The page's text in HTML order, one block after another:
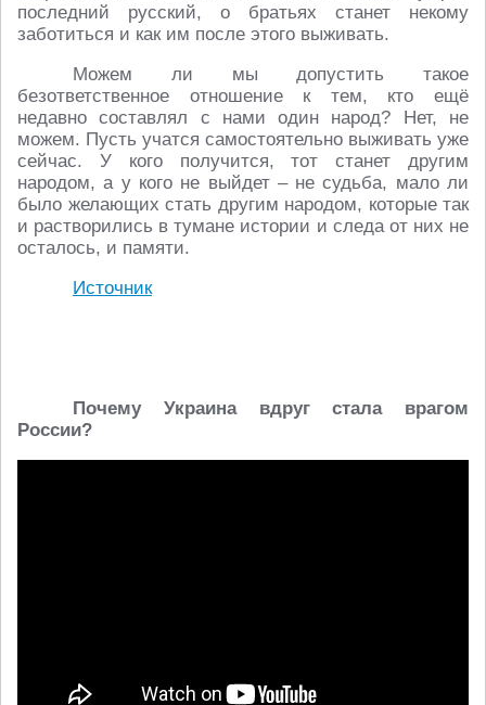
последний русский, о братьях станет некому
заботиться и как им после этого выживать.
Можем ли мы допустить такое
безответственное отношение к тем, кто ещё
недавно составлял с нами один народ? Нет, не
можем. Пусть учатся самостоятельно выживать уже
сейчас. У кого получится, тот станет другим
народом, а у кого не выйдет – не судьба, мало ли
было желающих стать другим народом, которые так
и растворились в тумане истории и следа от них не
осталось, и памяти.
Источник
Почему Украина вдруг стала врагом
России?